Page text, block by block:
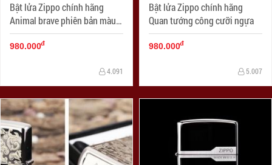
Bật lửa Zippo chính hãng
Animal brave phiên bản màu
xám
980.000đ
4.091
Bật lửa Zippo chính hãng
Quan tướng công cưỡi ngựa
980.000đ
5.007